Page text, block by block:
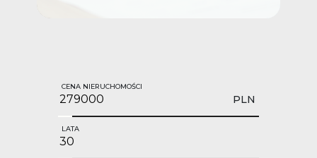
CENA NIERUCHOMOŚCI
PLN
LATA